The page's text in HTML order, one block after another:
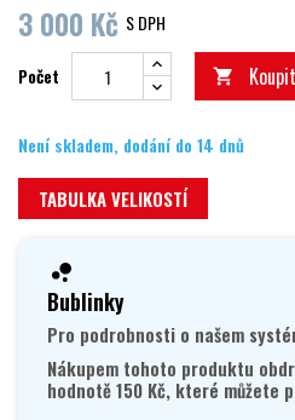
3 000 Kč S DPH
Počet  Koupit
Není skladem, dodání do 14 dnů
TABULKA VELIKOSTÍ
Bublinky
Pro podrobnosti o našem
Nákupem tohoto produktu
hodnotě 150 Kč, které můžete